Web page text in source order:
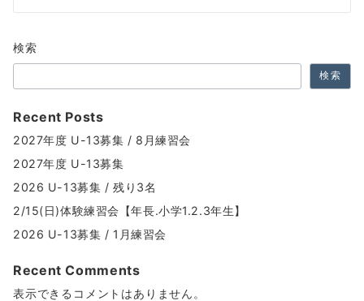
シ
ョ
ン
検索
検索
Recent Posts
2027年度 U-13募集 / 8月練習会
2027年度 U-13募集
2026 U-13募集 / 残り3名
2/15(日)体験練習会【年長.小学1.2.3年生】
2026 U-13募集 / 1月練習会
Recent Comments
表示できるコメントはありません。